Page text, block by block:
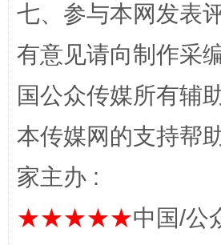
七、参与本网发表
有意见请向制作采
国公众传媒所有辅
本传媒网的支持帮
家主办 :
★★★★★中国/公